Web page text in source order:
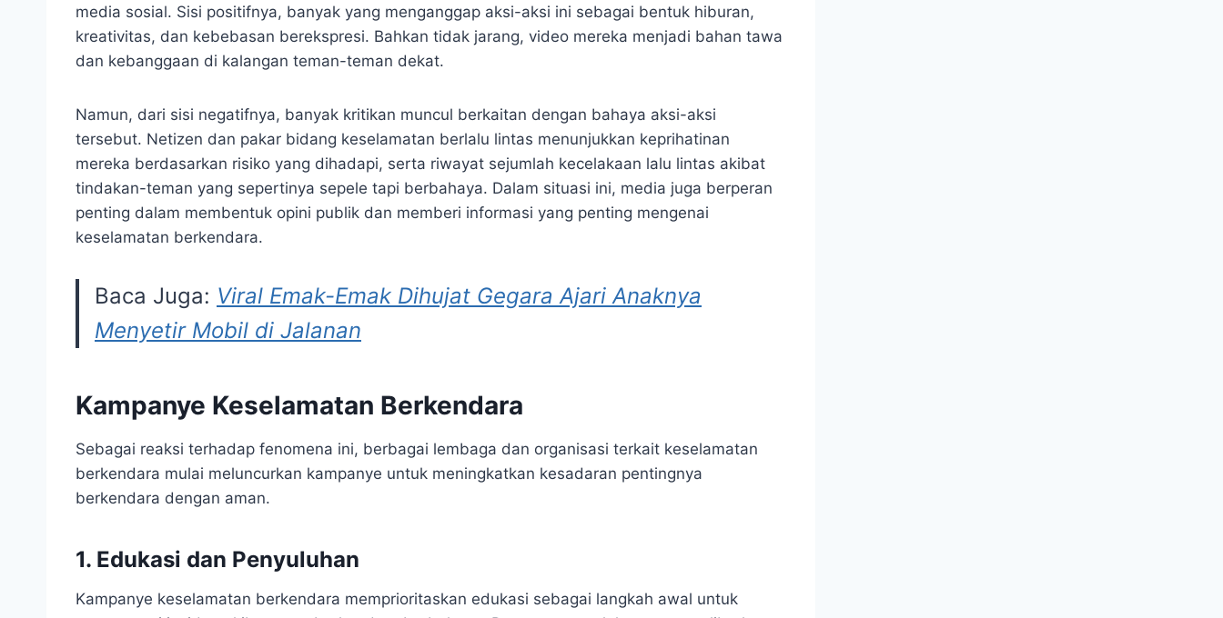
media sosial. Sisi positifnya, banyak yang menganggap aksi-aksi ini sebagai bentuk hiburan,
kreativitas, dan kebebasan berekspresi. Bahkan tidak jarang, video mereka menjadi bahan tawa
dan kebanggaan di kalangan teman-teman dekat.
Namun, dari sisi negatifnya, banyak kritikan muncul berkaitan dengan bahaya aksi-aksi
tersebut. Netizen dan pakar bidang keselamatan berlalu lintas menunjukkan keprihatinan
mereka berdasarkan risiko yang dihadapi, serta riwayat sejumlah kecelakaan lalu lintas akibat
tindakan-teman yang sepertinya sepele tapi berbahaya. Dalam situasi ini, media juga berperan
penting dalam membentuk opini publik dan memberi informasi yang penting mengenai
keselamatan berkendara.
Baca Juga: Viral Emak-Emak Dihujat Gegara Ajari Anaknya
Menyetir Mobil di Jalanan
Kampanye Keselamatan Berkendara
Sebagai reaksi terhadap fenomena ini, berbagai lembaga dan organisasi terkait keselamatan
berkendara mulai meluncurkan kampanye untuk meningkatkan kesadaran pentingnya
berkendara dengan aman.
1. Edukasi dan Penyuluhan
Kampanye keselamatan berkendara memprioritaskan edukasi sebagai langkah awal untuk